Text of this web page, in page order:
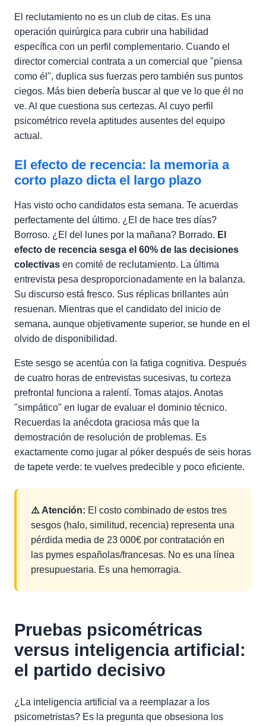
El reclutamiento no es un club de citas. Es una
operación quirúrgica para cubrir una habilidad
específica con un perfil complementario. Cuando el
director comercial contrata a un comercial que "piensa
como él", duplica sus fuerzas pero también sus puntos
ciegos. Más bien debería buscar al que ve lo que él no
ve. Al que cuestiona sus certezas. Al cuyo perfil
psicométrico revela aptitudes ausentes del equipo
actual.
El efecto de recencia: la memoria a
corto plazo dicta el largo plazo
Has visto ocho candidatos esta semana. Te acuerdas
perfectamente del último. ¿El de hace tres días?
Borroso. ¿El del lunes por la mañana? Borrado. El
efecto de recencia sesga el 60% de las decisiones
colectivas en comité de reclutamiento. La última
entrevista pesa desproporcionadamente en la balanza.
Su discurso está fresco. Sus réplicas brillantes aún
resuenan. Mientras que el candidato del inicio de
semana, aunque objetivamente superior, se hunde en el
olvido de disponibilidad.
Este sesgo se acentúa con la fatiga cognitiva. Después
de cuatro horas de entrevistas sucesivas, tu corteza
prefrontal funciona a ralentí. Tomas atajos. Anotas
"simpático" en lugar de evaluar el dominio técnico.
Recuerdas la anécdota graciosa más que la
demostración de resolución de problemas. Es
exactamente como jugar al póker después de seis horas
de tapete verde: te vuelves predecible y poco eficiente.
⚠️ Atención: El costo combinado de estos tres
sesgos (halo, similitud, recencia) representa una
pérdida media de 23 000€ por contratación en
las pymes españolas/francesas. No es una línea
presupuestaria. Es una hemorragia.
Pruebas psicométricas
versus inteligencia artificial:
el partido decisivo
¿La inteligencia artificial va a reemplazar a los
psicometristas? Es la pregunta que obsesiona los